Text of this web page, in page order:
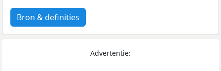
Bron & definities
Advertentie: